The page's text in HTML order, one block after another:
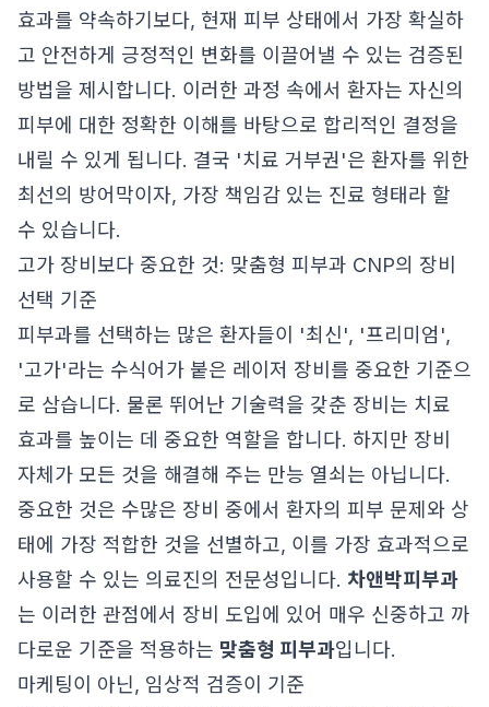
효과를 약속하기보다, 현재 피부 상태에서 가장 확실하
고 안전하게 긍정적인 변화를 이끌어낼 수 있는 검증된
방법을 제시합니다. 이러한 과정 속에서 환자는 자신의
피부에 대한 정확한 이해를 바탕으로 합리적인 결정을
내릴 수 있게 됩니다. 결국 '치료 거부권'은 환자를 위한
최선의 방어막이자, 가장 책임감 있는 진료 형태라 할
수 있습니다.
고가 장비보다 중요한 것: 맞춤형 피부과 CNP의 장비
선택 기준
피부과를 선택하는 많은 환자들이 '최신', '프리미엄',
'고가'라는 수식어가 붙은 레이저 장비를 중요한 기준으
로 삼습니다. 물론 뛰어난 기술력을 갖춘 장비는 치료
효과를 높이는 데 중요한 역할을 합니다. 하지만 장비
자체가 모든 것을 해결해 주는 만능 열쇠는 아닙니다.
중요한 것은 수많은 장비 중에서 환자의 피부 문제와 상
태에 가장 적합한 것을 선별하고, 이를 가장 효과적으로
사용할 수 있는 의료진의 전문성입니다. 차앤박피부과
는 이러한 관점에서 장비 도입에 있어 매우 신중하고 까
다로운 기준을 적용하는 맞춤형 피부과입니다.
마케팅이 아닌, 임상적 검증이 기준